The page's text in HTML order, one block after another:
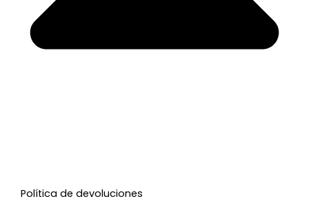
Política de devoluciones